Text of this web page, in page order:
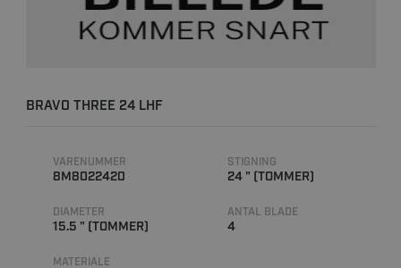
BRAVO THREE 24 LHF
VARENUMMER
8M8022420
STIGNING
24 " (TOMMER)
DIAMETER
15.5 " (TOMMER)
ANTAL BLADE
4
MATERIALE